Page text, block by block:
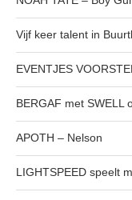
Vijf keer talent in
EVENTJES
BERGAF met SWELL
APOTH – Nelson
LIGHTSPEED speelt